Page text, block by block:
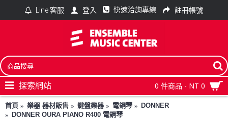
Line 客服 登入 快速洽詢專線 註冊帳號
0 件商品 - NT 0
探索網站
首頁 樂器 器材販售 鍵盤樂器 電鋼琴
DONNER
DONNER OURA PIANO R400 電鋼琴